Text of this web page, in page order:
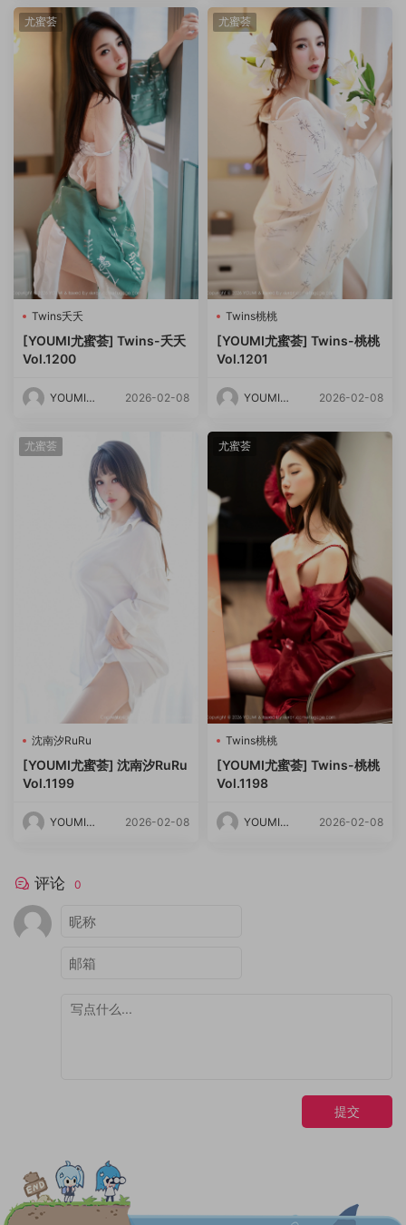
尤蜜荟
Twins夭夭
[YOUMI尤蜜荟] Twins-夭夭
Vol.1200
YOUMI尤
2026-02-08
尤蜜荟
Twins桃桃
[YOUMI尤蜜荟] Twins-桃桃
Vol.1201
YOUMI尤
2026-02-08
尤蜜荟
沈南汐RuRu
[YOUMI尤蜜荟] 沈南汐RuRu
Vol.1199
YOUMI尤
2026-02-08
尤蜜荟
Twins桃桃
[YOUMI尤蜜荟] Twins-桃桃
Vol.1198
YOUMI尤
2026-02-08
评论 0
提交